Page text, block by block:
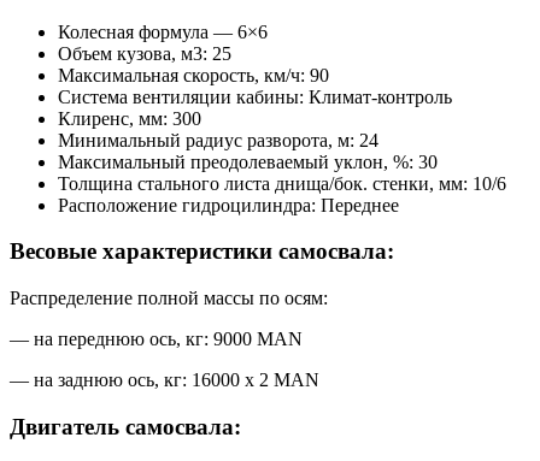
Колесная формула — 6×6
Объем кузова, м3: 25
Максимальная скорость, км/ч: 90
Система вентиляции кабины: Климат-контроль
Клиренс, мм: 300
Минимальный радиус разворота, м: 24
Максимальный преодолеваемый уклон, %: 30
Толщина стального листа днища/бок. стенки, мм: 10/6
Расположение гидроцилиндра: Переднее
Весовые характеристики самосвала:
Распределение полной массы по осям:
— на переднюю ось, кг: 9000 MAN
— на заднюю ось, кг: 16000 х 2 MAN
Двигатель самосвала: